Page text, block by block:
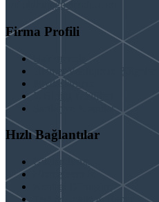
info@binaguclendir.com
Firma Profili
Hakkımızda
Hizmet Verdiğimiz Bölgeler
Paydaşlarımız
İş Birliği Teklifleri
Şartlar ve Koşullar
Hızlı Bağlantılar
Güçlendirme
Hizmetlerimiz
Test & Analiz & Rapor